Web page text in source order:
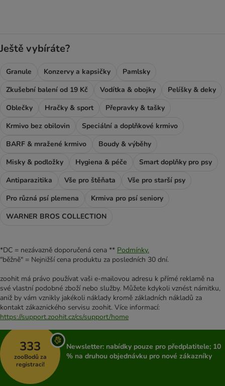
Ještě vybíráte?
Granule Konzervy a kapsičky
Pamlsky
Zkušební balení od 19 Kč
Vodítka & obojky
Pelíšky & deky
Oblečky
Hračky & sport
Přepravky & tašky
Krmivo bez obilovin
Speciální a doplňkové krmivo
BARF & mražené krmivo
Boudy & výběhy
Misky & podložky
Hygiena & péče
Smart doplňky pro psy
Antiparazitika
Vše pro štěňata
Vše pro starší psy
Pro různá psí plemena
Krmiva pro psí seniory
WARNER BROS COLLECTION
*DC = nezávazně doporučená cena ** Podmínky.
"běžně" = Nejnižší cena produktu za posledních 30 dní.
zoohit má právo používat vaši e-mailovou adresu k přímé reklamě na
své vlastní podobné zboží nebo služby. Můžete kdykoli vznést námitku,
aniž by vám vznikly jakékoli náklady kromě základních nákladů za
kontakt zákaznického servisu zoohit. Více informací:
https://support.zoohit.cz/cs/support/home
333
zooBodů za
registraci!
Newsletter: nabídky pouze pro předplatitele; 10
% na druhou objednávku pro nové zákazníky